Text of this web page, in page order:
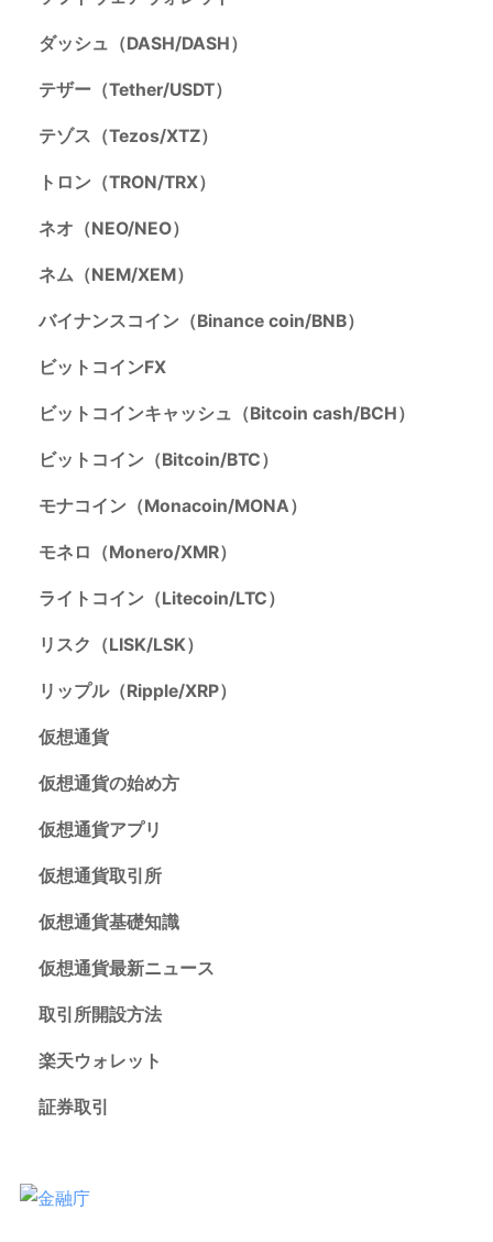
ダッシュ（DASH/DASH）
テザー（Tether/USDT）
テゾス（Tezos/XTZ）
トロン（TRON/TRX）
ネオ（NEO/NEO）
ネム（NEM/XEM）
バイナンスコイン（Binance coin/BNB）
ビットコインFX
ビットコインキャッシュ（Bitcoin cash/BCH）
ビットコイン（Bitcoin/BTC）
モナコイン（Monacoin/MONA）
モネロ（Monero/XMR）
ライトコイン（Litecoin/LTC）
リスク（LISK/LSK）
リップル（Ripple/XRP）
仮想通貨
仮想通貨の始め方
仮想通貨アプリ
仮想通貨取引所
仮想通貨基礎知識
仮想通貨最新ニュース
取引所開設方法
楽天ウォレット
証券取引